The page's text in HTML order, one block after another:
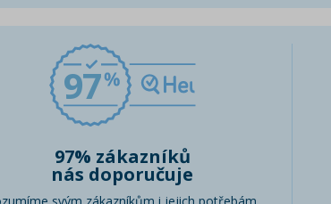
97
97% zákazníků
nás doporučuje